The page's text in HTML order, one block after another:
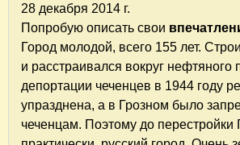
28 декабря 2014 г.
Попробую описать свои
Город молодой, всего 155 лет.
и расстраивался вокруг
депортации чеченцев в 1944 году
упразднена, а в Грозном было
чеченцам. Поэтому до перестройки